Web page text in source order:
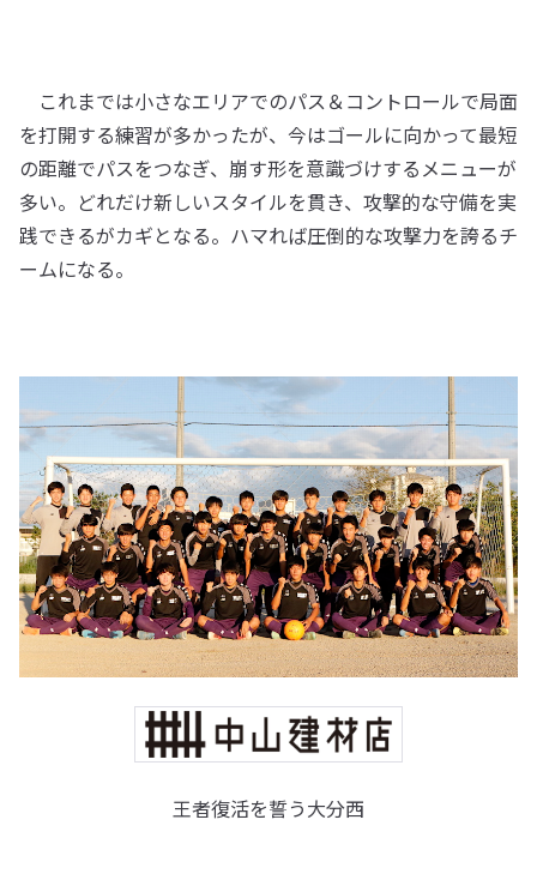
これまでは小さなエリアでのパス＆コントロールで局面
を打開する練習が多かったが、今はゴールに向かって最短
の距離でパスをつなぎ、崩す形を意識づけするメニューが
多い。どれだけ新しいスタイルを貫き、攻撃的な守備を実
践できるがカギとなる。ハマれば圧倒的な攻撃力を誇るチ
ームになる。
王者復活を誓う大分西